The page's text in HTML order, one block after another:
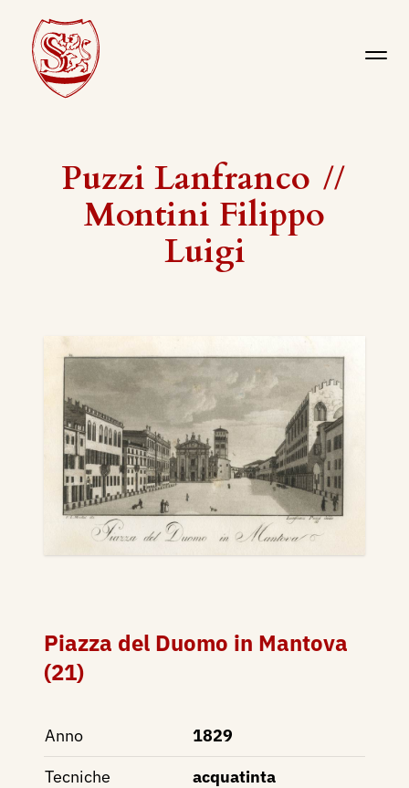
Puzzi Lanfranco //
Montini Filippo
Luigi
Piazza del Duomo in Mantova
(21)
Anno
1829
Tecniche
acquatinta